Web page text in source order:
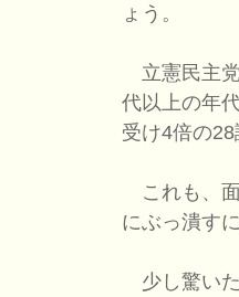
ょう。
立憲民主
代以上の年
受け4倍の28
これも、
にぶっ潰す
少し驚いた